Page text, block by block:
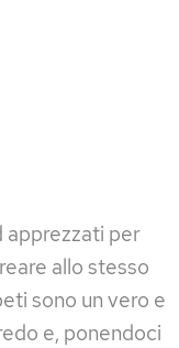
apprezzati per
allo stesso
sono un vero e
e, ponendoci